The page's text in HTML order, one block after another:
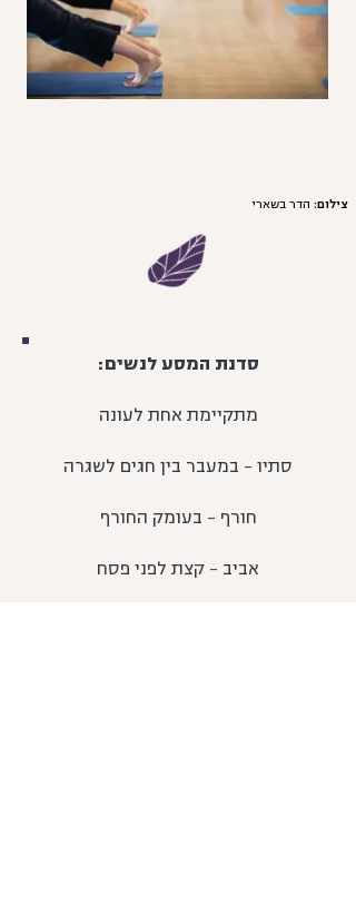
צילום: הדר בשארי
סדנת המסע לנשים:
מתקיימת אחת לעונה
סתיו - במעבר בין חגים לשגרה
חורף - בעומק החורף
אביב - קצת לפני פסח